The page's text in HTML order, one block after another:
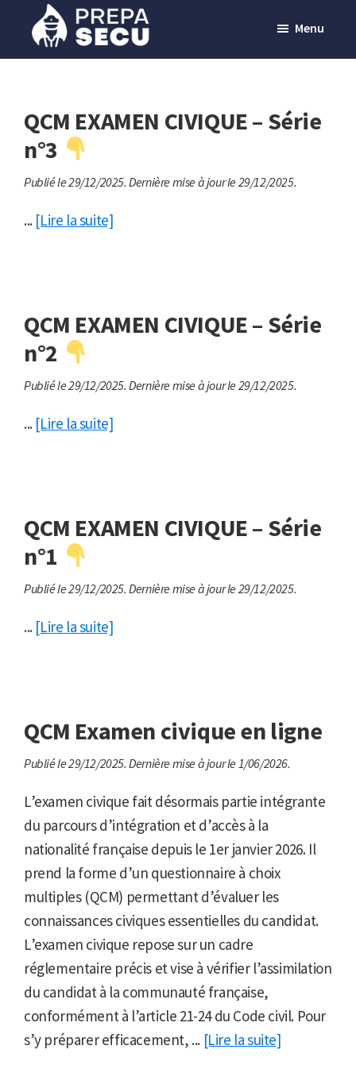
contenuPrepasecu
de
préparation
aux
métiers
de
la
Menu
QCM EXAMEN CIVIQUE – Série
n°3
Publié le 29/12/2025. Dernière mise à jour le 29/12/2025.
... [Lire la suite]
QCM EXAMEN CIVIQUE – Série
n°2
Publié le 29/12/2025. Dernière mise à jour le 29/12/2025.
... [Lire la suite]
QCM EXAMEN CIVIQUE – Série
n°1
Publié le 29/12/2025. Dernière mise à jour le 29/12/2025.
... [Lire la suite]
QCM Examen civique en ligne
Publié le 29/12/2025. Dernière mise à jour le 1/06/2026.
L’examen civique fait désormais partie intégrante
du parcours d’intégration et d’accès à la
nationalité française depuis le 1er janvier 2026. Il
prend la forme d’un questionnaire à choix
multiples (QCM) permettant d’évaluer les
connaissances civiques essentielles du candidat.
L’examen civique repose sur un cadre
réglementaire précis et vise à vérifier l’assimilation
du candidat à la communauté française,
conformément à l’article 21-24 du Code civil. Pour
s’y préparer efficacement, ... [Lire la suite]